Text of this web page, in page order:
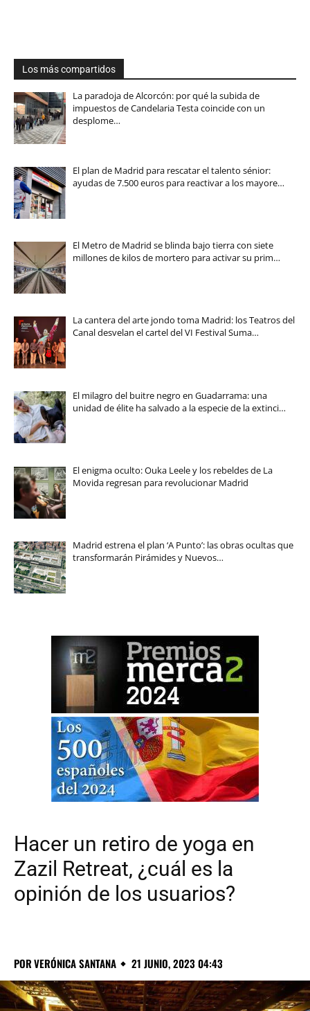
Los más compartidos
La paradoja de Alcorcón: por qué la subida de
impuestos de Candelaria Testa coincide con un
desplome…
El plan de Madrid para rescatar el talento sénior:
ayudas de 7.500 euros para reactivar a los mayore…
El Metro de Madrid se blinda bajo tierra con siete
millones de kilos de mortero para activar su prim…
La cantera del arte jondo toma Madrid: los Teatros del
Canal desvelan el cartel del VI Festival Suma…
El milagro del buitre negro en Guadarrama: una
unidad de élite ha salvado a la especie de la extinci…
El enigma oculto: Ouka Leele y los rebeldes de La
Movida regresan para revolucionar Madrid
Madrid estrena el plan ‘A Punto’: las obras ocultas que
transformarán Pirámides y Nuevos…
Hacer un retiro de yoga en
Zazil Retreat, ¿cuál es la
opinión de los usuarios?
PORVERÓNICA SANTANA 21 JUNIO, 2023 04:43